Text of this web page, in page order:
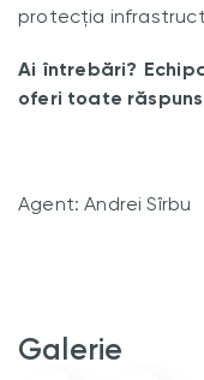
protecția
Ai întrebări?
oferi toate
Agent: Andrei Sîrbu
Galerie